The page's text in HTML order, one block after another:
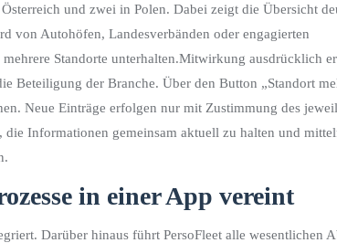
und zwei in Polen. Dabei zeigt die Übersicht
von Autohöfen, Landesverbänden oder engagierten
Standorte unterhalten.Mitwirkung ausdrücklich
Beteiligung der Branche. Über den Button „Standort
Neue Einträge erfolgen nur mit Zustimmung des
Informationen gemeinsam aktuell zu halten und
in einer App vereint
Darüber hinaus führt PersoFleet alle wesentlichen